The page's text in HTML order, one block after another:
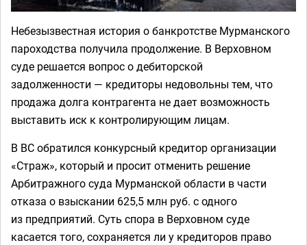
Небезызвестная история о банкротстве Мурманского
пароходства получила продолжение. В Верховном
суде решается вопрос о дебиторской
задолженности — кредиторы недовольны тем, что
продажа долга контрагента не дает возможность
выставить иск к контролирующим лицам.
В ВС обратился конкурсный кредитор организации
«Страж», который и просит отменить решение
Арбитражного суда Мурманской области в части
отказа о взыскании 625,5 млн руб. с одного
из предприятий. Суть спора в Верховном суде
касается того, сохраняется ли у кредиторов право